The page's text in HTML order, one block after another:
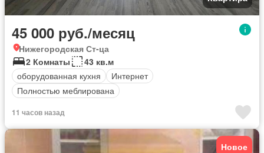
45 000 руб./месяц
Нижегородская Ст-ца
2 Комнаты
43 кв.м
оборудованная кухня
Интернет
Полностью меблирована
11 часов назад
Новое